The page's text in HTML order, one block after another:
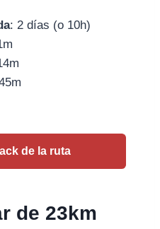
: 2 días (o 10h)
de la ruta
de 23km